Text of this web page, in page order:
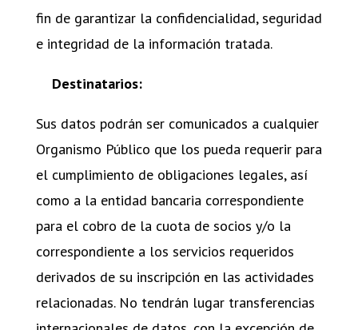
fin de garantizar la confidencialidad, seguridad
e integridad de la información tratada.
Destinatarios:
Sus datos podrán ser comunicados a cualquier
Organismo Público que los pueda requerir para
el cumplimiento de obligaciones legales, así
como a la entidad bancaria correspondiente
para el cobro de la cuota de socios y/o la
correspondiente a los servicios requeridos
derivados de su inscripción en las actividades
relacionadas. No tendrán lugar transferencias